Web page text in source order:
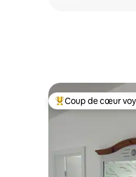
Coups de cœur
Coup de cœur